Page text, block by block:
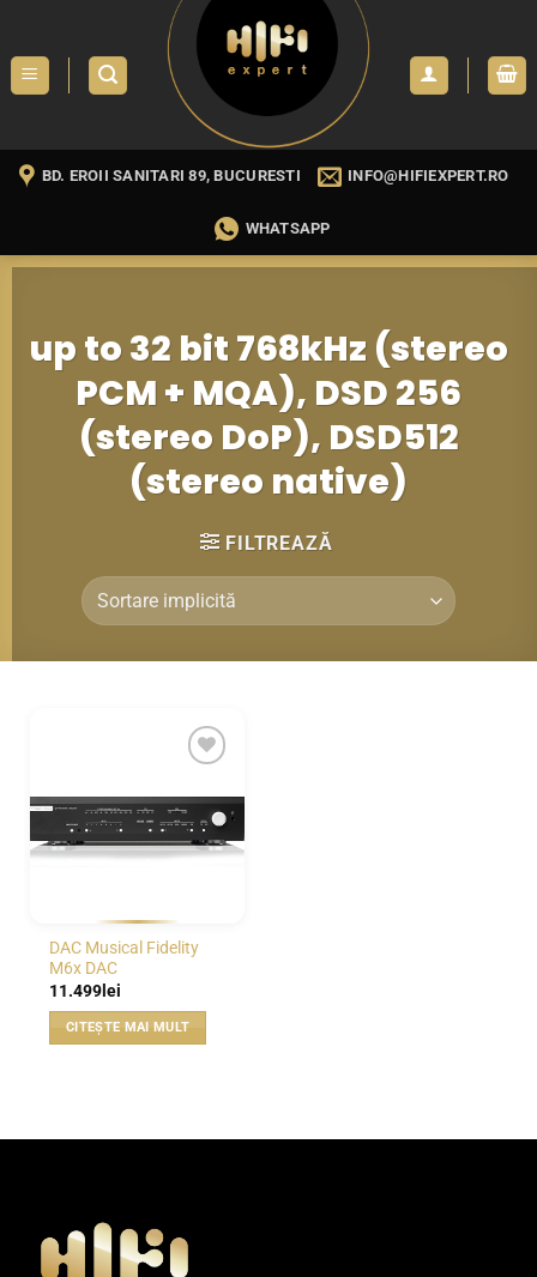
content
BD. EROII SANITARI 89, BUCURESTI INFO@HIFIEXPERT.RO
WHATSAPP
up to 32 bit 768kHz (stereo
PCM + MQA), DSD 256
(stereo DoP), DSD512
(stereo native)
FILTREAZĂ
DAC Musical Fidelity
M6x DAC
11.499lei
CITEȘTE MAI MULT